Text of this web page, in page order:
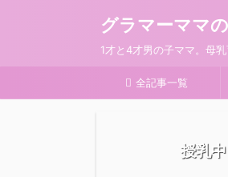
グラマーママ
1才と4才男の子ママ。母
全記事一覧
授乳